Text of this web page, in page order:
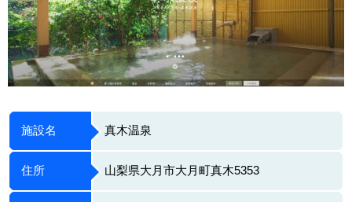
施設名 真木温泉
住所 山梨県大月市大月町真木5353